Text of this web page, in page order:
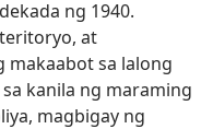
ng 1940.
at
makaabot sa lalong
kanila ng maraming
magbigay ng